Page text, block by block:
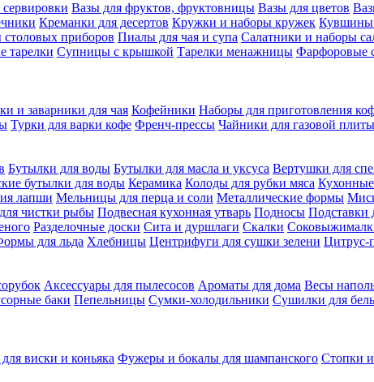
Вазы для фруктов, фруктовницы Вазы для цветов
Креманки для десертов Кружки и наборы кружек Кувшины
приборов Пиалы для чая и супа Салатники и наборы
тарелки Супницы с крышкой Тарелки менажницы Фарфоровые
и заварники для чая Кофейники Наборы для приготовления
Турки для варки кофе Френч-прессы Чайники для газовой плиты
Бутылки для воды Бутылки для масла и уксуса Вертушки для
бутылки для воды Керамика Колоды для рубки мяса Кухонные
лапши Мельницы для перца и соли Металлические формы
чистки рыбы Подвесная кухонная утварь Подносы Подставки
Разделочные доски Сита и дуршлаги Скалки
для льда Хлебницы Центрифуги для сушки зелени Цитрус-
Аксессуары для пылесосов Ароматы для дома Весы
баки Пепельницы Сумки-холодильники Сушилки для
виски и коньяка Фужеры и бокалы для шампанского Стопки